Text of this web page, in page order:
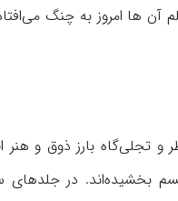
آن ها امروز به چنگ
بارز ذوق و
بخشیده‌اند. در